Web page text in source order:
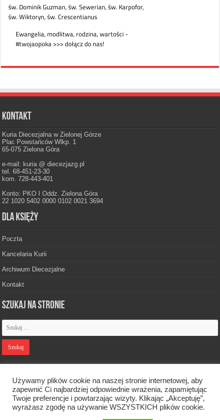
Kontakt
Kuria Diecezjalna w Zielonej Górze
Plac Powstańców Wlkp. 1
65-075 Zielona Góra
e-mail: kuria @ diecezjazg.pl
tel. 68-451-23-30
kom. 728-443-401
Konto: PKO I Oddz. Zielona Góra
22 1020 5402 0000 0102 0021 3694
Dla księży
Poczta
Kancelaria Kurii
Archiwum Diecezjalne
Kontakt
Szukaj na stronie
Designed by Webdawid
Używamy plików cookie na naszej stronie internetowej, aby
zapewnić Ci najbardziej odpowiednie wrażenia, zapamiętując
Twoje preferencje i powtarzając wizyty. Klikając „Akceptuję”,
wyrażasz zgodę na używanie WSZYSTKICH plików cookie.